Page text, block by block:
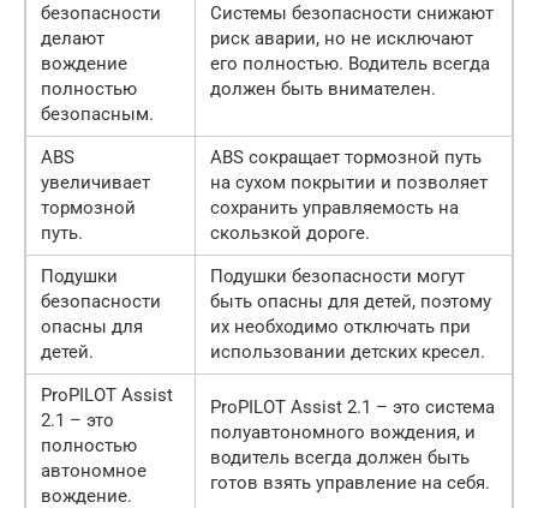
безопасности
делают
вождение
полностью
безопасным.
Системы безопасности снижают
риск аварии, но не исключают
его полностью. Водитель всегда
должен быть внимателен.
ABS
увеличивает
тормозной
путь.
ABS сокращает тормозной путь
на сухом покрытии и позволяет
сохранить управляемость на
скользкой дороге.
Подушки
безопасности
опасны для
детей.
Подушки безопасности могут
быть опасны для детей, поэтому
их необходимо отключать при
использовании детских кресел.
ProPILOT Assist
2.1 – это
полностью
автономное
вождение.
ProPILOT Assist 2.1 – это система
полуавтономного вождения, и
водитель всегда должен быть
готов взять управление на себя.